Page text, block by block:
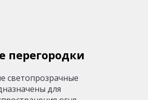
перегородки
светопрозрачные
для